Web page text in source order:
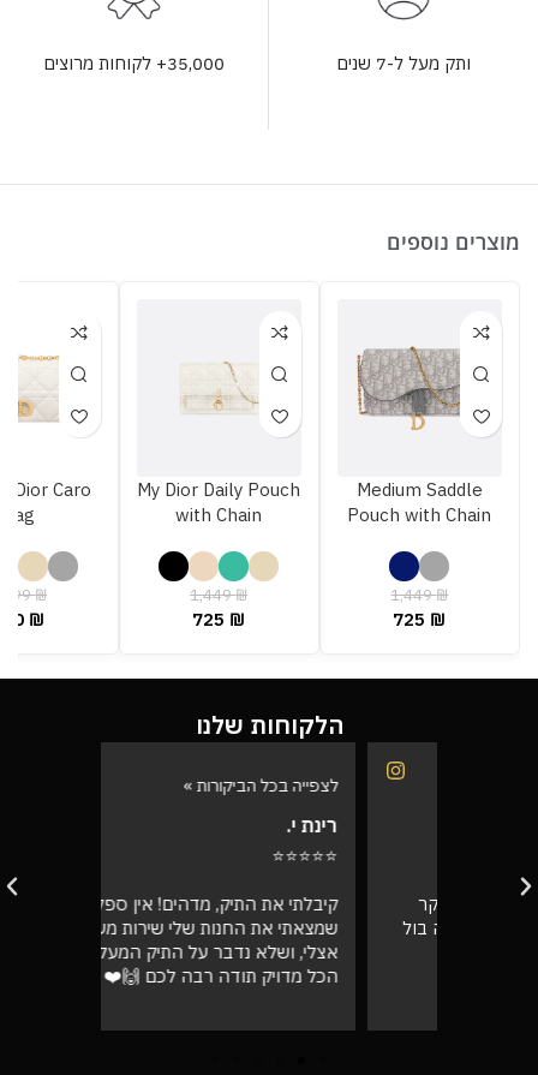
ותק מעל ל-7 שנים 35,000+ לקוחות מרוצים
מוצרים נוספים
Medium Saddle
Pouch with Chain
1,449₪
725 ₪
My Dior Daily Pouch
with Chain
1,449₪
725 ₪
Dior Caro
Bag
₪
₪
הלקוחות שלנו
לצפייה בכל הביקורות »
קיבלתי את התיק, מדהים! אין ספק
שמצאתי את החנות שלי שירות מעל הכל
אצלי, ושלא נדבר על התיק המעלף הזה.
הכל מדויק תודה רבה לכם 🙌❤️